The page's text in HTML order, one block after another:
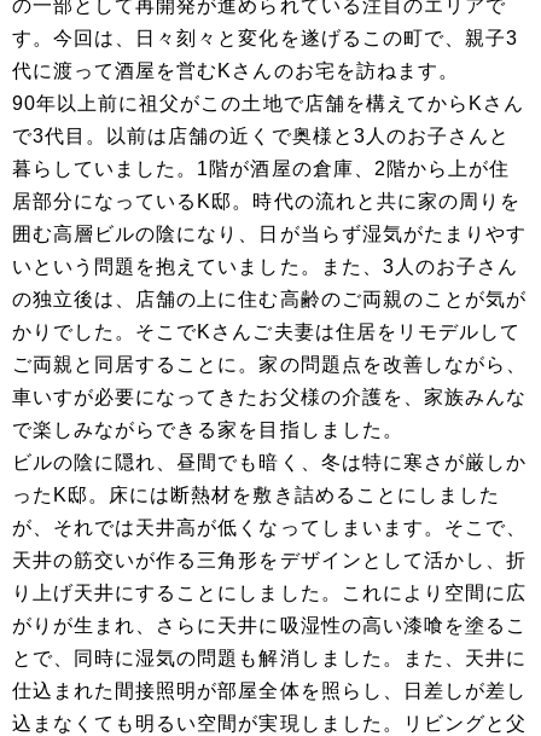
の一部として再開発が進められている注目のエリアで
す。今回は、日々刻々と変化を遂げるこの町で、親子3
代に渡って酒屋を営むKさんのお宅を訪ねます。
90年以上前に祖父がこの土地で店舗を構えてからKさん
で3代目。以前は店舗の近くで奥様と3人のお子さんと
暮らしていました。1階が酒屋の倉庫、2階から上が住
居部分になっているK邸。時代の流れと共に家の周りを
囲む高層ビルの陰になり、日が当らず湿気がたまりやす
いという問題を抱えていました。また、3人のお子さん
の独立後は、店舗の上に住む高齢のご両親のことが気が
かりでした。そこでKさんご夫妻は住居をリモデルして
ご両親と同居することに。家の問題点を改善しながら、
車いすが必要になってきたお父様の介護を、家族みんな
で楽しみながらできる家を目指しました。
ビルの陰に隠れ、昼間でも暗く、冬は特に寒さが厳しか
ったK邸。床には断熱材を敷き詰めることにしました
が、それでは天井高が低くなってしまいます。そこで、
天井の筋交いが作る三角形をデザインとして活かし、折
り上げ天井にすることにしました。これにより空間に広
がりが生まれ、さらに天井に吸湿性の高い漆喰を塗るこ
とで、同時に湿気の問題も解消しました。また、天井に
仕込まれた間接照明が部屋全体を照らし、日差しが差し
込まなくても明るい空間が実現しました。リビングと父